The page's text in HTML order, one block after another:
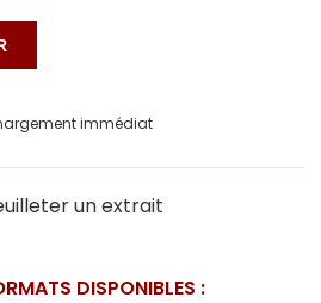
immédiat
un extrait
DISPONIBLES :